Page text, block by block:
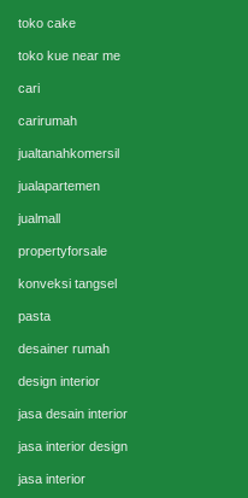
toko cake
toko kue near me
cari
carirumah
jualtanahkomersil
jualapartemen
jualmall
propertyforsale
konveksi tangsel
pasta
desainer rumah
design interior
jasa desain interior
jasa interior design
jasa interior